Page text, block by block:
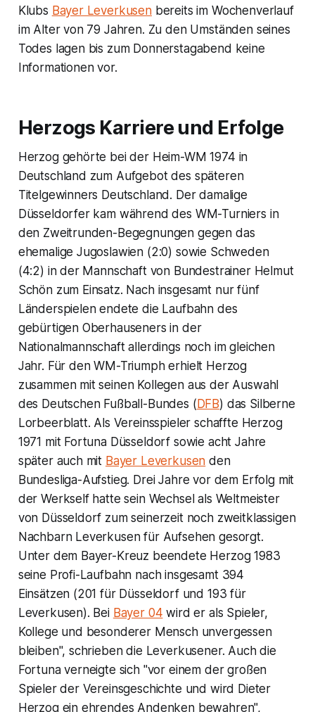
Klubs Bayer Leverkusenbereits im Wochenverlauf
im Alter von 79 Jahren. Zu den Umständen seines
Todes lagen bis zum Donnerstagabend keine
Informationen vor.
Herzogs Karriere und Erfolge
Herzog gehörte bei der Heim-WM 1974 in
Deutschland zum Aufgebot des späteren
Titelgewinners Deutschland. Der damalige
Düsseldorfer kam während des WM-Turniers in
den Zweitrunden-Begegnungen gegen das
ehemalige Jugoslawien (2:0) sowie Schweden
(4:2) in der Mannschaft von Bundestrainer Helmut
Schön zum Einsatz. Nach insgesamt nur fünf
Länderspielen endete die Laufbahn des
gebürtigen Oberhauseners in der
Nationalmannschaft allerdings noch im gleichen
Jahr. Für den WM-Triumph erhielt Herzog
zusammen mit seinen Kollegen aus der Auswahl
des Deutschen Fußball-Bundes ( DFB) das Silberne
Lorbeerblatt. Als Vereinsspieler schaffte Herzog
1971 mit Fortuna Düsseldorf sowie acht Jahre
später auch mit Bayer Leverkusen den
Bundesliga-Aufstieg. Drei Jahre vor dem Erfolg mit
der Werkself hatte sein Wechsel als Weltmeister
von Düsseldorf zum seinerzeit noch zweitklassigen
Nachbarn Leverkusen für Aufsehen gesorgt.
Unter dem Bayer-Kreuz beendete Herzog 1983
seine Profi-Laufbahn nach insgesamt 394
Einsätzen (201 für Düsseldorf und 193 für
Leverkusen). Bei Bayer 04 wird er als Spieler,
Kollege und besonderer Mensch unvergessen
bleiben", schrieben die Leverkusener. Auch die
Fortuna verneigte sich "vor einem der großen
Spieler der Vereinsgeschichte und wird Dieter
Herzog ein ehrendes Andenken bewahren",